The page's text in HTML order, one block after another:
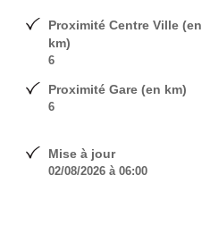
Proximité Centre Ville (en
km)
6
Proximité Gare (en km)
6
Mise à jour
02/08/2026 à 06:00